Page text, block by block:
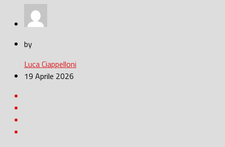
by
Luca Ciappelloni
19 Aprile 2026